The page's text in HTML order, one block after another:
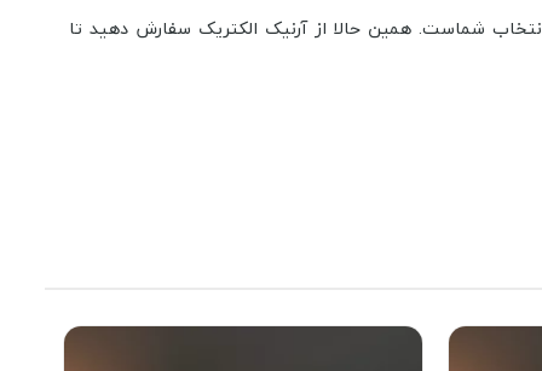
شماست. همین حالا از آرنیک الکتریک سفارش دهید تا